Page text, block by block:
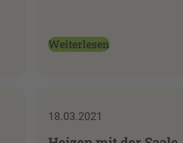
Weiterlesen
18.03.2021